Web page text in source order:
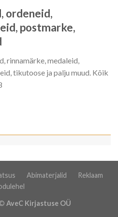
ordeneid,
postmarke,
rinnamärke, medaleid,
tikutoose ja palju muud. Kõik
Abimaterjalid
Reklaam
AveC Kirjastuse OÜ